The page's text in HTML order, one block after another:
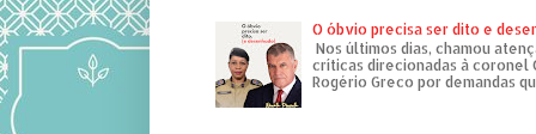
O óbvio precisa ser dito e
Nos últimos dias, chamou
críticas direcionadas à coronel
Rogério Greco por demandas